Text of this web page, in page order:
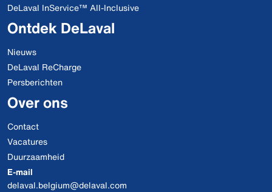
DeLaval InService™ All-Inclusive
Ontdek DeLaval
Nieuws
DeLaval ReCharge
Persberichten
Over ons
Contact
Vacatures
Duurzaamheid
E-mail
delaval.belgium@delaval.com